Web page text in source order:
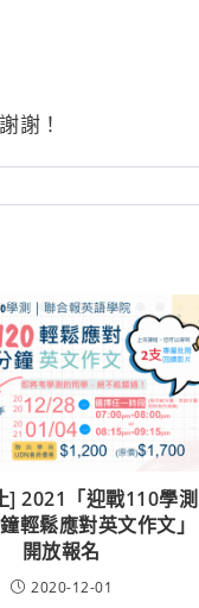
謝！
] 2021「迎戰110學測
輕鬆應對英文作文」
開放報名
2020-12-01